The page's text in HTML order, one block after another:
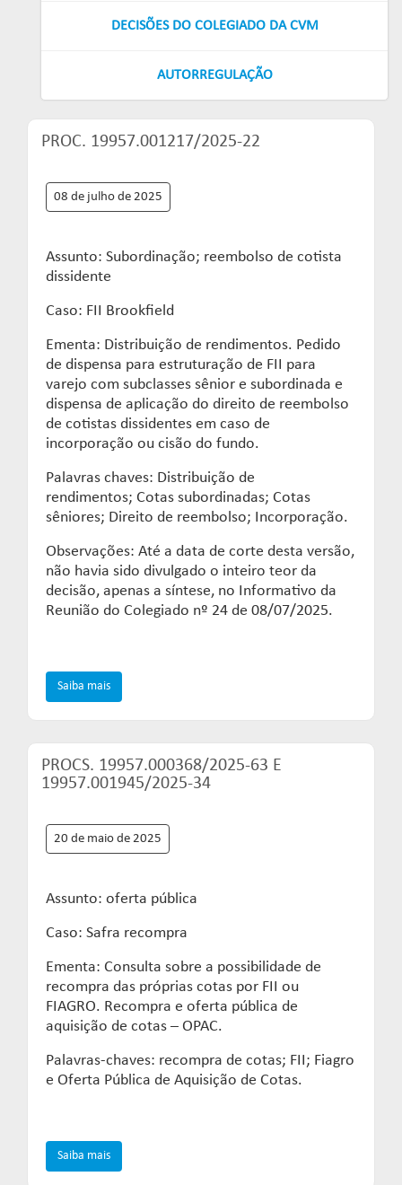
associados
LISTA DE ASSOCIADOS
NOTÍCIAS
Links mais acessados:
estatísticas
ENVIO DE DADOS
entenda o compromisso
INFORMAR
fóruns de representação
grupos consultivos permanentes
MACROECONÔMICO
documentos
NOTÍCIAS
documentos
BIBLIOTECA DE
DOCUMENTOS
entenda o compromisso
REPRESENTAR
solicitações
HABILITAÇÃO DE
códigos
sistemas
entenda o compromisso
AUTORREGULAR
CPA-10, CPA-20 E CEADECISÕES DO COLEGIADO DA CVM
AUTORREGULAÇÃO
PROC. 19957.001217/2025-22
08 de julho de 2025
Assunto: Subordinação; reembolso de cotista
dissidente
Caso: FII Brookfield
Ementa: Distribuição de rendimentos. Pedido
de dispensa para estruturação de FII para
varejo com subclasses sênior e subordinada e
dispensa de aplicação do direito de reembolso
de cotistas dissidentes em caso de
incorporação ou cisão do fundo.
Palavras chaves: Distribuição de
rendimentos; Cotas subordinadas; Cotas
sêniores; Direito de reembolso; Incorporação.
Observações: Até a data de corte desta versão,
não havia sido divulgado o inteiro teor da
decisão, apenas a síntese, no Informativo da
Reunião do Colegiado nº 24 de 08/07/2025.
Saiba mais
PROCS. 19957.000368/2025-63 E
19957.001945/2025-34
20 de maio de 2025
Assunto: oferta pública
Caso: Safra recompra
Ementa: Consulta sobre a possibilidade de
recompra das próprias cotas por FII ou
FIAGRO. Recompra e oferta pública de
aquisição de cotas – OPAC.
Palavras-chaves: recompra de cotas; FII; Fiagro
e Oferta Pública de Aquisição de Cotas.
Saiba mais